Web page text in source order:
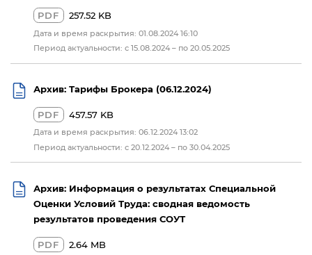
PDF 257.52 KB
Дата и время раскрытия: 01.08.2024 16:10
Период актуальности: с 15.08.2024 – по 20.05.2025
Архив: Тарифы Брокера (06.12.2024)
PDF 457.57 KB
Дата и время раскрытия: 06.12.2024 13:02
Период актуальности: с 20.12.2024 – по 30.04.2025
Архив: Информация о результатах Специальной
Оценки Условий Труда: сводная ведомость
результатов проведения СОУТ
PDF 2.64 MB